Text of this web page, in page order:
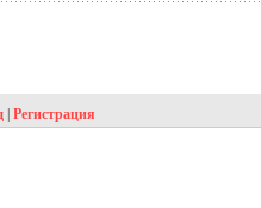
| Регистрация